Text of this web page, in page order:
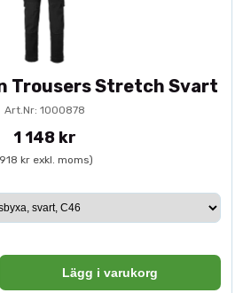
Trousers Stretch Svart
Art.Nr: 1000878
1 148 kr
kr exkl. moms)
Lägg i varukorg